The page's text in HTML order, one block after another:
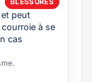
BLESSURES
peut
à se
cas